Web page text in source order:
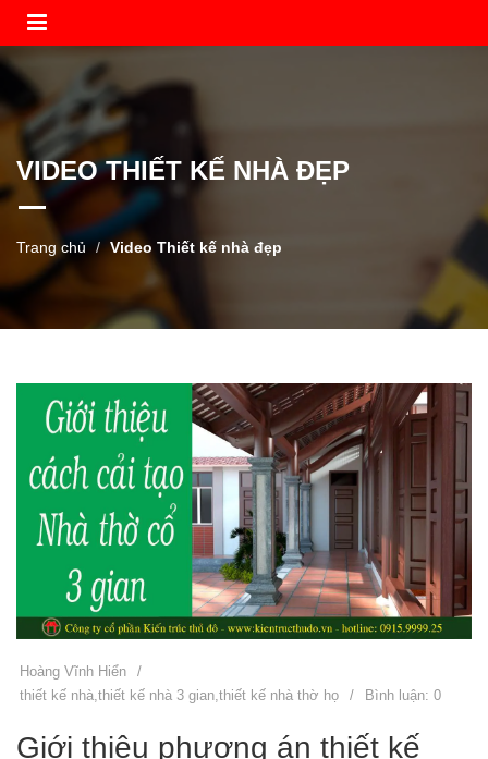
VIDEO THIẾT KẾ NHÀ ĐẸP
Trang chủ Video Thiết kế nhà đẹp
Hoàng Vĩnh Hiển
/
thiết kế nhà,thiết kế nhà 3 gian,thiết kế nhà thờ họ / Bình luận: 0
Giới thiệu phương án thiết kế